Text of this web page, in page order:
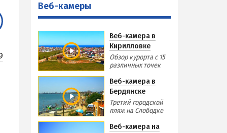
Каролино-Бугаз
Скадовск
Хорлы
СЛУЖБА БРОНИРОВАНИЯ
Веб-камеры
Веб-камера в
Кирилловке
Обзор курорта с 15
различных точек
Веб-камера в
Бердянске
Третий городской
пляж на Слободке
Веб-камера на